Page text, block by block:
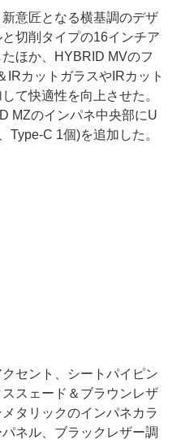
意匠となる横基調のデザ
切削タイプの16インチア
ほか、HYBRID MVのフ
IRカットガラスやIRカット
て快適性を向上させた。
MZのインパネ中央部にU
Type-C 1個)を追加した。
セント、シートパイピン
スェード＆ブラウンレザ
タリックのインパネカラ
ネル、ブラックレザー調